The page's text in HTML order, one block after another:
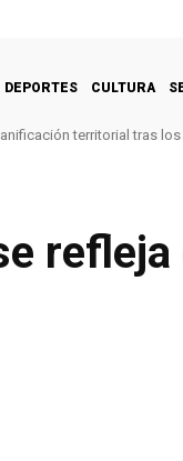
DEPORTES CULTURA
territorial tras